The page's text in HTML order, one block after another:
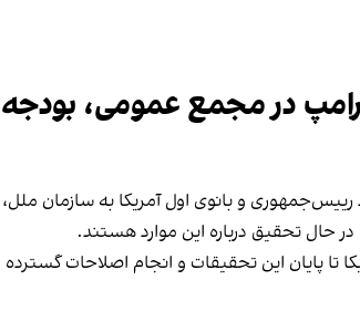
در مجمع عمومی،
رییس‌جمهوری و بانوی اول آمریکا به
حال تحقیق درباره این موارد هستند.
پایان این تحقیقات و انجام اصلاحات گسترده